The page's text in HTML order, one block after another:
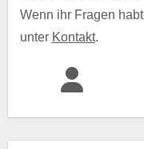
Wenn ihr Fragen
unter Kontakt.